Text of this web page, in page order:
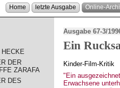
Home letzte Ausgabe Online-
Ausgabe 67-3/
Ein
Kinder-Film-Kritik
"Ein
Erwachsene
DER
ZARAFA
DES